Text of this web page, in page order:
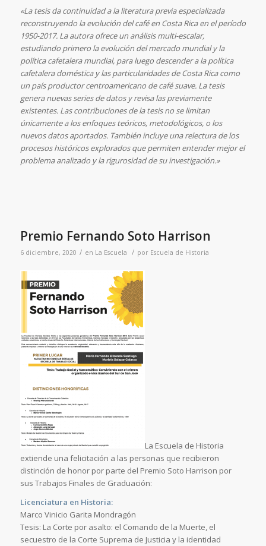
«La tesis da continuidad a la literatura previa especializada
reconstruyendo la evolución del café en Costa Rica en el período
1950-2017. La autora ofrece un análisis multi-escalar,
estudiando primero la evolución del mercado mundial y la
política cafetalera mundial, para luego descender a la política
cafetalera doméstica y las particularidades de Costa Rica como
un país productor centroamericano de café suave. La tesis
genera nuevas series de datos y revisa las previamente
existentes. Las contribuciones de la tesis no se limitan
únicamente a los enfoques teóricos, metodológicos, o los
nuevos datos aportados. También incluye una relectura de los
procesos históricos explorados que permiten entender mejor el
problema analizado y la rigurosidad de su investigación.»
Premio Fernando Soto Harrison
6 diciembre, 2020 / en La Escuela / por Escuela de Historia
La Escuela de Historia
extiende una felicitación a las personas que recibieron
distinción de honor por parte del Premio Soto Harrison por
sus Trabajos Finales de Graduación:
Licenciatura en Historia:
Marco Vinicio Garita Mondragón
Tesis: La Corte por asalto: el Comando de la Muerte, el
secuestro de la Corte Suprema de Justicia y la identidad